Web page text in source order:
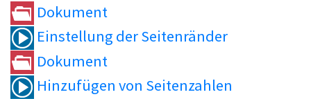
Dokument
Einstellung der Seitenränder
Dokument
Hinzufügen von Seitenzahlen